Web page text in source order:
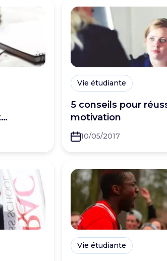
Vie étudiante
5 conseils pour
motivation
10/05/2017
Vie étudiante